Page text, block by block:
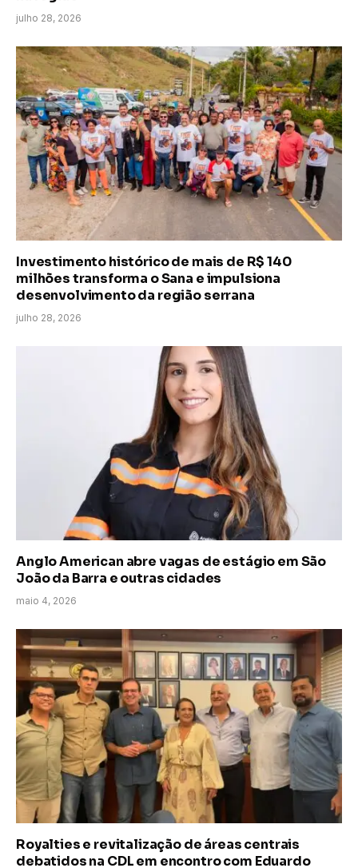
julho 28, 2026
Investimento histórico de mais de R$ 140
milhões transforma o Sana e impulsiona
desenvolvimento da região serrana
julho 28, 2026
Anglo American abre vagas de estágio em São
João da Barra e outras cidades
maio 4, 2026
Royalties e revitalização de áreas centrais
debatidos na CDL em encontro com Eduardo